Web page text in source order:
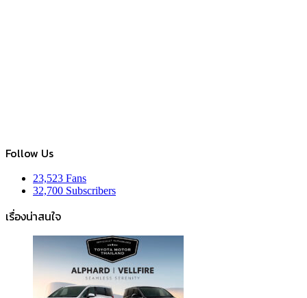
Follow Us
23,523 Fans
32,700 Subscribers
เรื่องน่าสนใจ